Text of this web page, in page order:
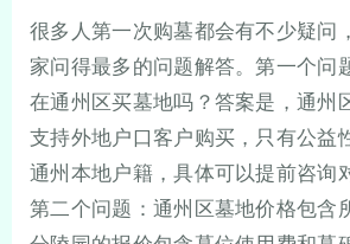
很多人第一次购墓都会有不少疑问
家问得最多的问题解答。第一个问
在通州区买墓地吗？答案是，通州
支持外地户口客户购买，只有公益
通州本地户籍，具体可以提前咨询
第二个问题：通州区墓地价格包含